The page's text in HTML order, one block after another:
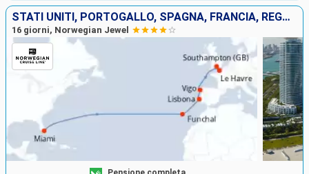
STATI UNITI, PORTOGALLO, SPAGNA, FRANCIA, REGNO UNITO
16 giorni, Norwegian Jewel